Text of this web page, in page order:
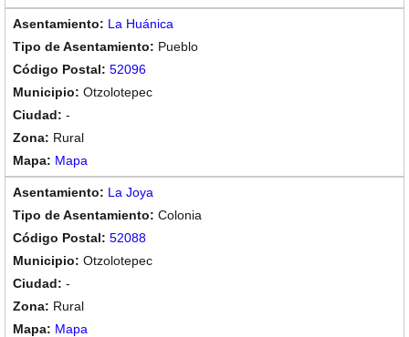
La Huánica
Pueblo
52096
Otzolotepec
-
Rural
Mapa
La Joya
Colonia
52088
Otzolotepec
-
Rural
Mapa